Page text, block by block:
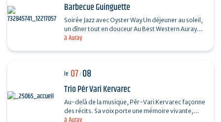
à Auray
Barbecue Guinguette
Soirée Jazz avec Oyster Way Un déjeuner au soleil,
un dîner tout en douceur Au Best Western Auray
Hôtel du Loch, la terrasse du restaurant La
le 07/08
Trio Pêr Vari Kervarec
Au-delà de la musique, Pêr-Vari Kervarec façonne
des récits. Sa voix porte une mémoire vivante,
enracinée dans l’âme collective, où chaque mot…